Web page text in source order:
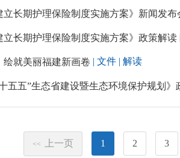
立长期护理保险制度实施方案》新闻发布
立长期护理保险制度实施方案》政策解读
绘就美丽福建新画卷 | 文件 | 解读
十五五”生态省建设暨生态环境保护规划》
<< 上一页 1 2 3